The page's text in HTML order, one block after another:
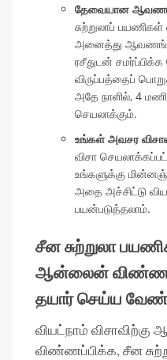
தேவையான
சுற்றுலாப்
அனைத்து
ரசீதுடன்
விருப்பத்தைப்
அதே நாளில், 4
செயலாக்கும்.
உங்கள் அவசர
விசா
உங்களுக்கு
அதை அச்சிட்டு
பயன்படுத்தலாம்.
சீன சுற்றுலா
ஆன்லைன்
தயார் செய்ய
வியட்நாம்
விண்ணப்பிக்க, சீன